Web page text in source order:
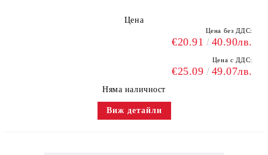
Цена
Цена без ДДС:
€20.91 40.90лв.
Цена с ДДС:
€25.09 49.07лв.
Няма наличност
Виж детайли